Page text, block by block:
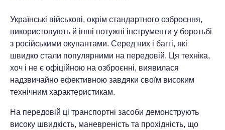
Українські військові, окрім стандартного озброєння,
використовують й інші потужні інструменти у боротьбі
з російськими окупантами. Серед них і баггі, які
швидко стали популярними на передовій. Ця техніка,
хоч і не є офіційною на озброєнні, виявилася
надзвичайно ефективною завдяки своїм високим
технічним характеристикам.
На передовій ці транспортні засоби демонструють
високу швидкість, маневреність та прохідність, що